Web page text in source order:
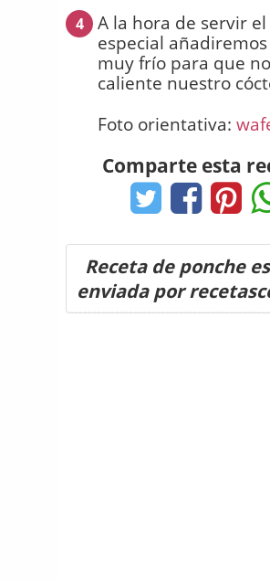
4
A la hora de servir
especial añadiremos
muy frío para que
caliente nuestro
Foto orientativa:
Comparte esta
Receta de ponche
enviada por